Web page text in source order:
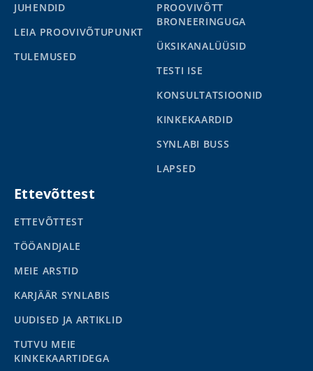
JUHENDID
LEIA PROOVIVÕTUPUNKT
TULEMUSED
PROOVIVÕTT
BRONEERINGUGA
ÜKSIKANALÜÜSID
TESTI ISE
KONSULTATSIOONID
KINKEKAARDID
SYNLABI BUSS
LAPSED
Ettevõttest
ETTEVÕTTEST
TÖÖANDJALE
MEIE ARSTID
KARJÄÄR SYNLABIS
UUDISED JA ARTIKLID
TUTVU MEIE
KINKEKAARTIDEGA